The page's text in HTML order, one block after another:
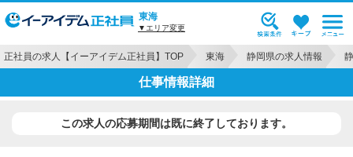
東海
▼エリア変更
正社員の求人【イーアイデム正社員】TOP 東海 静岡県の求人情報
仕事情報詳細
この求人の応募期間は既に終了しております。